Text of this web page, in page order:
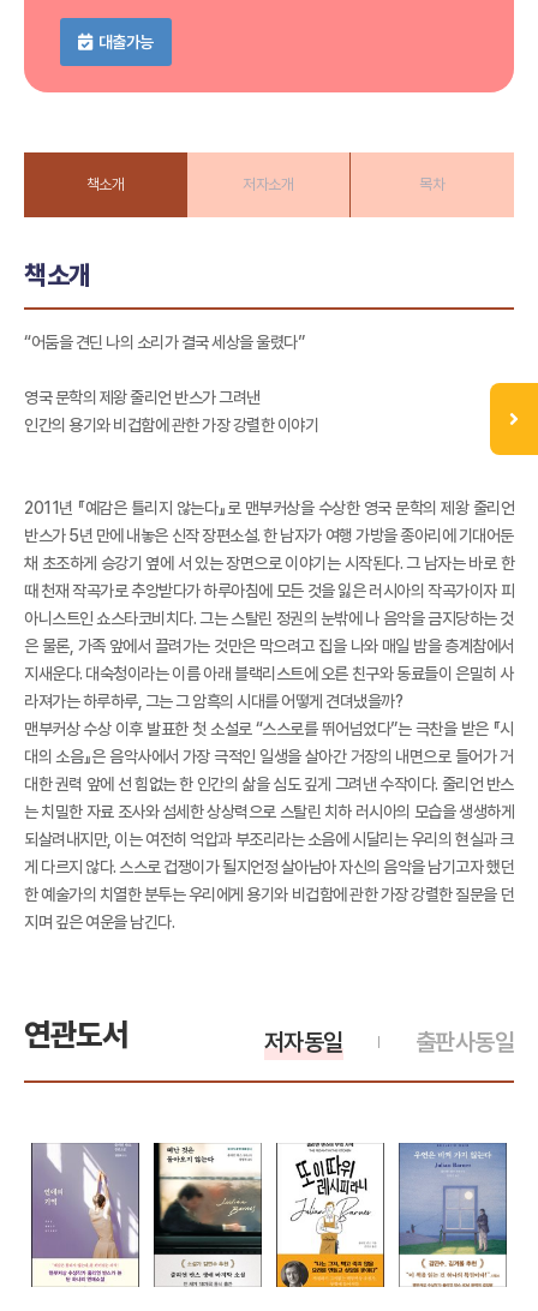
대출가능
책소개 저자소개 목차
책소개
“어둠을 견딘 나의 소리가 결국 세상을 울렸다”
영국 문학의 제왕 줄리언 반스가 그려낸
인간의 용기와 비겁함에 관한 가장 강렬한 이야기
2011년 『예감은 틀리지 않는다』로 맨부커상을 수상한 영국 문학의 제왕 줄리언
반스가 5년 만에 내놓은 신작 장편소설. 한 남자가 여행 가방을 종아리에 기대어둔
채 초조하게 승강기 옆에 서 있는 장면으로 이야기는 시작된다. 그 남자는 바로 한
때 천재 작곡가로 추앙받다가 하루아침에 모든 것을 잃은 러시아의 작곡가이자 피
아니스트인 쇼스타코비치다. 그는 스탈린 정권의 눈밖에 나 음악을 금지당하는 것
은 물론, 가족 앞에서 끌려가는 것만은 막으려고 집을 나와 매일 밤을 층계참에서
지새운다. 대숙청이라는 이름 아래 블랙리스트에 오른 친구와 동료들이 은밀히 사
라져가는 하루하루, 그는 그 암흑의 시대를 어떻게 견뎌냈을까?
맨부커상 수상 이후 발표한 첫 소설로 “스스로를 뛰어넘었다”는 극찬을 받은 『시
대의 소음』은 음악사에서 가장 극적인 일생을 살아간 거장의 내면으로 들어가 거
대한 권력 앞에 선 힘없는 한 인간의 삶을 심도 깊게 그려낸 수작이다. 줄리언 반스
는 치밀한 자료 조사와 섬세한 상상력으로 스탈린 치하 러시아의 모습을 생생하게
되살려내지만, 이는 여전히 억압과 부조리라는 소음에 시달리는 우리의 현실과 크
게 다르지 않다. 스스로 겁쟁이가 될지언정 살아남아 자신의 음악을 남기고자 했던
한 예술가의 치열한 분투는 우리에게 용기와 비겁함에 관한 가장 강렬한 질문을 던
지며 깊은 여운을 남긴다.
연관도서 출판사동일
저자동일